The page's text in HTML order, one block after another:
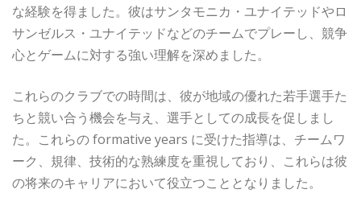
な経験を得ました。彼はサンタモニカ・ユナイテッドやロ
サンゼルス・ユナイテッドなどのチームでプレーし、競争
心とゲームに対する強い理解を深めました。
これらのクラブでの時間は、彼が地域の優れた若手選手た
ちと競い合う機会を与え、選手としての成長を促しまし
た。これらの formative years に受けた指導は、チームワ
ーク、規律、技術的な熟練度を重視しており、これらは彼
の将来のキャリアにおいて役立つこととなりました。